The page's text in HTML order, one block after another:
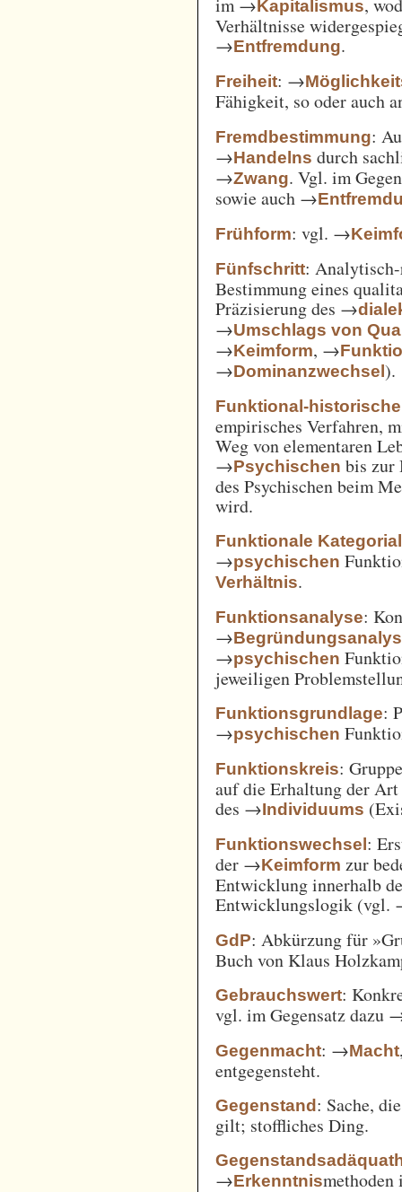
Kapitalismus
Verhältnisse
→Entfremdung.
Freiheit: →
Fähigkeit, so oder auch
Fremdbestimmung:
→Handelns durch
→Zwang. Vgl. im
sowie auch →
Frühform: vgl. →
Fünfschritt:
Bestimmung eines
Präzisierung des →
→Umschlags von
→Keimform, →
→Dominanzwechsel).
Funktional-
empirisches Verfahren,
Weg von elementaren
→Psychischen bis zur
des Psychischen beim
wird.
Funktionale
→psychischen
Verhältnis.
Funktionsanalyse:
→
→psychischen
jeweiligen
Funktionsgrundlage:
→psychischen
Funktionskreis:
auf die Erhaltung der
des →Individuums
Funktionswechsel:
der →Keimform zur
Entwicklung innerhalb
Entwicklungslogik
GdP: Abkürzung für
Buch von Klaus
Gebrauchswert:
vgl. im Gegensatz dazu
Gegenmacht: →Macht
entgegensteht.
Gegenstand: Sache,
gilt; stoffliches Ding.
→Erkenntnismethoden